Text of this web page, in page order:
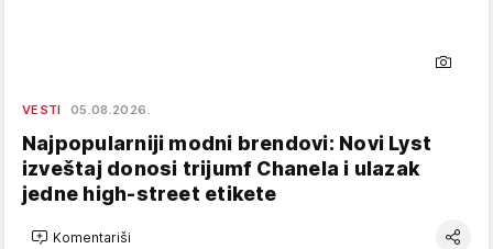
VESTI 05.08.2026.
Najpopularniji modni brendovi: Novi Lyst
izveštaj donosi trijumf Chanela i ulazak
jedne high-street etikete
Komentariši